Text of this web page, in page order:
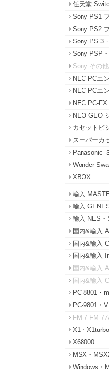
任天堂
Sony PS1
Sony PS2
Sony PS 3
Sony PSP
Sony その他
NEC PCエ
NEC PCエ
NEC PC-FX
NEO GEO
カセットビ
スーパーカ
Panasonic
Wonder
XBOX
輸入
輸入
輸入 NES・
国内&輸入
国内&輸入
国内&輸入
国内&輸入
国内&輸入
PC-8801・
PC-9801・
FM-7 FM-
X1・X1turbo
X68000
MSX・
Windows・